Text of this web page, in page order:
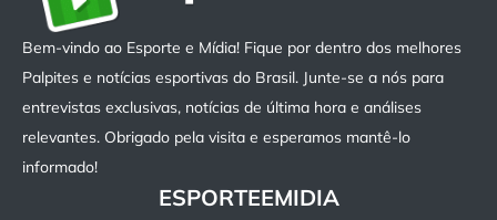
Bem-vindo ao Esporte e Mídia! Fique por dentro dos melhores
Palpites e notícias esportivas do Brasil. Junte-se a nós para
entrevistas exclusivas, notícias de última hora e análises
relevantes. Obrigado pela visita e esperamos mantê-lo
informado!
ESPORTEEMIDIA